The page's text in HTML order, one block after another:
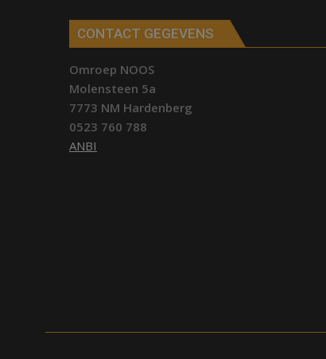
CONTACT GEGEVENS
Omroep NOOS
Molensteen 5a
7773 NM Hardenberg
0523 760 788
ANBI